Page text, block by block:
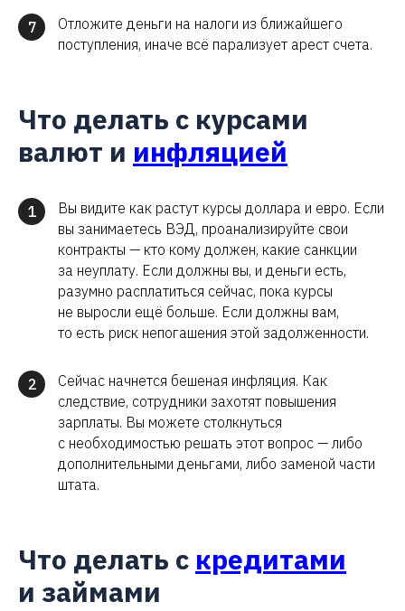
7
Отложите деньги на налоги из ближайшего
поступления, иначе всё парализует арест счета.
Что делать с курсами
валют и инфляцией
1
Вы видите как растут курсы доллара и евро. Если
вы занимаетесь ВЭД, проанализируйте свои
контракты — кто кому должен, какие санкции
за неуплату. Если должны вы, и деньги есть,
разумно расплатиться сейчас, пока курсы
не выросли ещё больше. Если должны вам,
то есть риск непогашения этой задолженности.
2
Сейчас начнется бешеная инфляция. Как
следствие, сотрудники захотят повышения
зарплаты. Вы можете столкнуться
с необходимостью решать этот вопрос — либо
дополнительными деньгами, либо заменой части
штата.
Что делать с кредитами
и займами